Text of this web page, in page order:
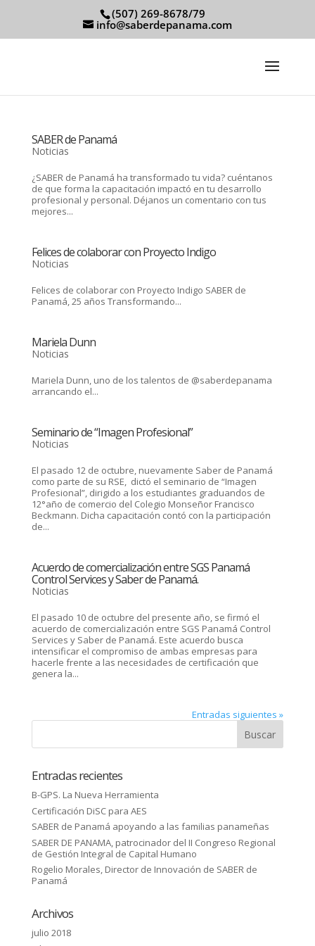
(507) 269-8678/79
info@saberdepanama.com
SABER de Panamá
Noticias
¿SABER de Panamá ha transformado tu vida? cuéntanos
de que forma la capacitación impactó en tu desarrollo
profesional y personal. Déjanos un comentario con tus
mejores...
Felices de colaborar con Proyecto Indigo
Noticias
Felices de colaborar con Proyecto Indigo SABER de
Panamá, 25 años Transformando...
Mariela Dunn
Noticias
Mariela Dunn, uno de los talentos de @saberdepanama
arrancando el...
Seminario de “Imagen Profesional”
Noticias
El pasado 12 de octubre, nuevamente Saber de Panamá
como parte de su RSE, dictó el seminario de “Imagen
Profesional”, dirigido a los estudiantes graduandos de
12°año de comercio del Colegio Monseñor Francisco
Beckmann. Dicha capacitación contó con la participación
de...
Acuerdo de comercialización entre SGS Panamá
Control Services y Saber de Panamá.
Noticias
El pasado 10 de octubre del presente año, se firmó el
acuerdo de comercialización entre SGS Panamá Control
Services y Saber de Panamá. Este acuerdo busca
intensificar el compromiso de ambas empresas para
hacerle frente a las necesidades de certificación que
genera la...
Entradas siguientes »
Entradas recientes
B-GPS. La Nueva Herramienta
Certificación DiSC para AES
SABER de Panamá apoyando a las familias panameñas
SABER DE PANAMA, patrocinador del II Congreso Regional
de Gestión Integral de Capital Humano
Rogelio Morales, Director de Innovación de SABER de
Panamá
Archivos
julio 2018